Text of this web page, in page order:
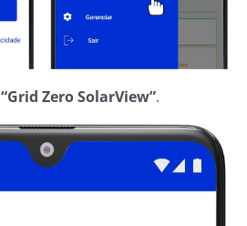
“Grid Zero SolarView”.